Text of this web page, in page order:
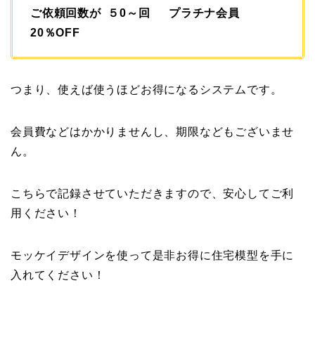
ご依頼回数が ５0～回 プラチナ会員
20％OFF
つまり、使えば使うほどお得になるシステムです。
会員費などはかかりませんし、期限などもございませ
ん。
こちらで記録させていただきますので、安心してご利
用ください！
モッケイデザインを使って是非お得に住宅模型を手に
入れてください！